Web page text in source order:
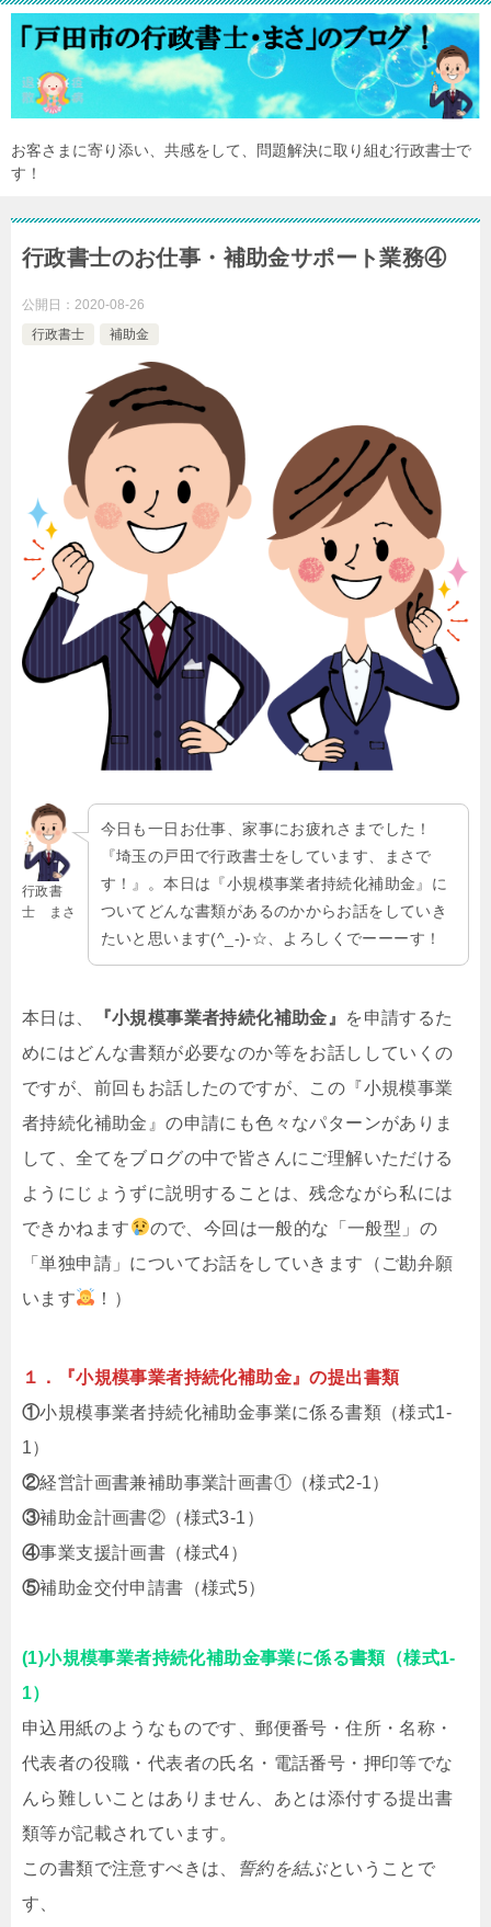
お客さまに寄り添い、共感をして、問題解決に取り組む行政書士で
す！
行政書士のお仕事・補助金サポート業務④
公開日： 2020-08-26
行政書士
補助金
行政書
士 まさ
今日も一日お仕事、家事にお疲れさまでした！
『埼玉の戸田で行政書士をしています、まさで
す！』。本日は『小規模事業者持続化補助金』に
ついてどんな書類があるのかからお話をしていき
たいと思います(^_-)-☆、よろしくでーーーす！
本日は、 『小規模事業者持続化補助金』
を申請するた
めにはどんな書類が必要なのか等をお話ししていくの
ですが、前回もお話したのですが、この『小規模事業
者持続化補助金』の申請にも色々なパターンがありま
して、全てをブログの中で皆さんにご理解いただける
ようにじょうずに説明することは、残念ながら私には
できかねます
ので、今回は一般的な「一般型」の
「単独申請」についてお話をしていきます（ご勘弁願
います
！）
１．『小規模事業者持続化補助金』の提出書類
①小規模事業者持続化補助金事業に係る書類（様式1-
1）
②経営計画書兼補助事業計画書①（様式2-1）
③補助金計画書②（様式3-1）
④事業支援計画書（様式4）
⑤補助金交付申請書（様式5）
(1)小規模事業者持続化補助金事業に係る書類（様式1-
1）
申込用紙のようなものです、郵便番号・住所・名称・
代表者の役職・代表者の氏名・電話番号・押印等でな
んら難しいことはありません、あとは添付する提出書
類等が記載されています。
この書類で注意すべきは、
誓約を結ぶということで
す、